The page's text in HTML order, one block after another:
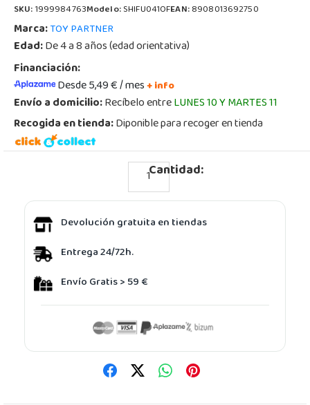
SKU:1999984763Modelo:SHIFU041OFEAN:8908013692750
Marca:TOY PARTNER
Edad:De 4 a 8 años (edad orientativa)
Financiación:
Desde 5,49 € / mes+ info
Envío a domicilio:Recíbelo entreLUNES 10 Y MARTES 11
Recogida en tienda:Diponible para recoger en tienda
Cantidad:
Devolución gratuita en tiendas
Entrega 24/72h.
Envío Gratis > 59 €